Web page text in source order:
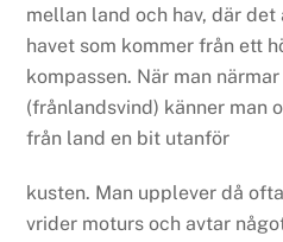
mellan land och hav, där
havet som kommer från ett
kompassen. När man
(frånlandsvind) känner man
från land en bit utanför
kusten. Man upplever då
vrider moturs och avtar